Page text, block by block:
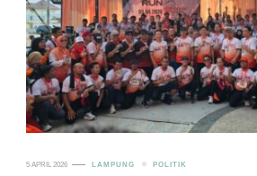
5 APRIL 2026 LAMPUNG POLITIK